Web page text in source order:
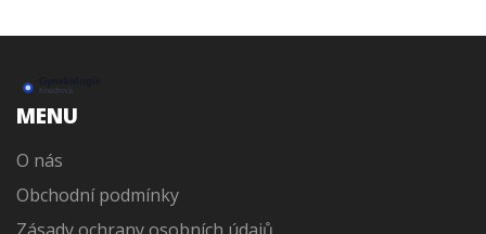
MENU
O nás
Obchodní podmínky